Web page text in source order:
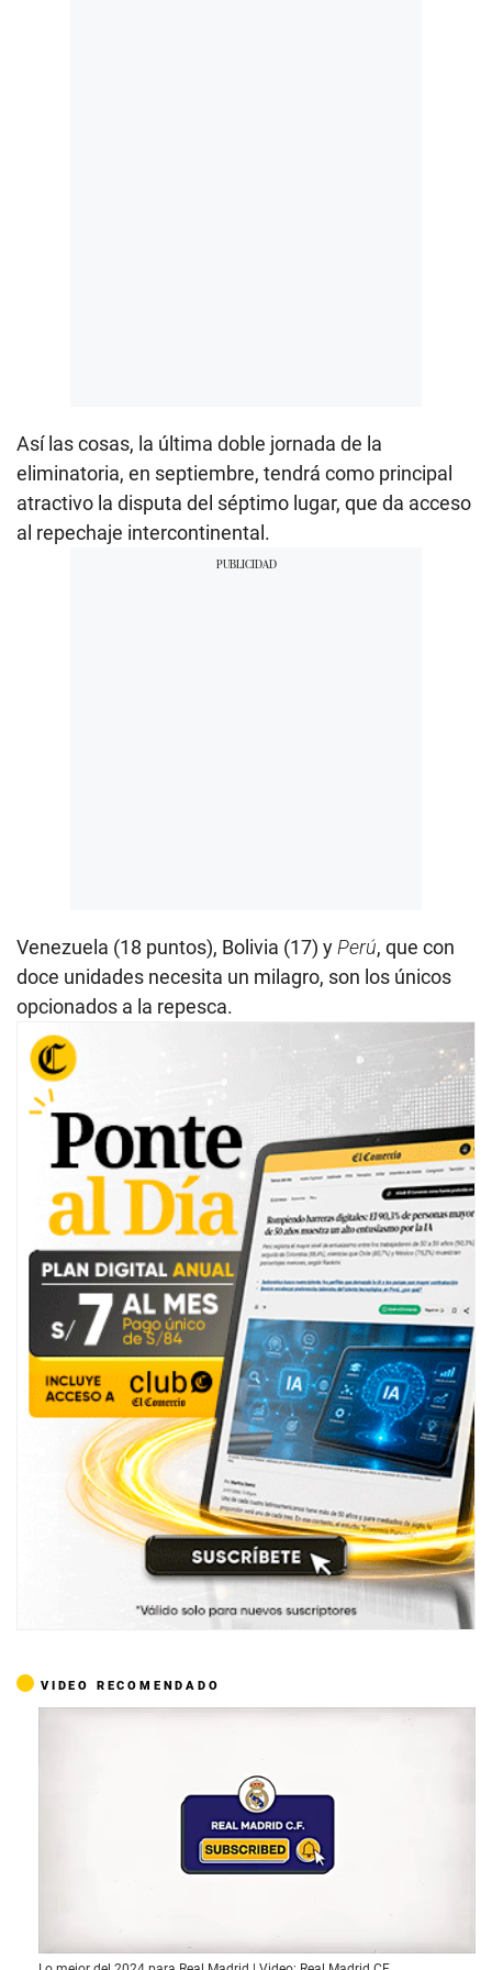
Así las cosas, la última doble jornada de la
eliminatoria, en septiembre, tendrá como principal
atractivo la disputa del séptimo lugar, que da acceso
al repechaje intercontinental.
Venezuela (18 puntos), Bolivia (17) yPerú, que con
doce unidades necesita un milagro, son los únicos
opcionados a la repesca.
VIDEO RECOMENDADO
1